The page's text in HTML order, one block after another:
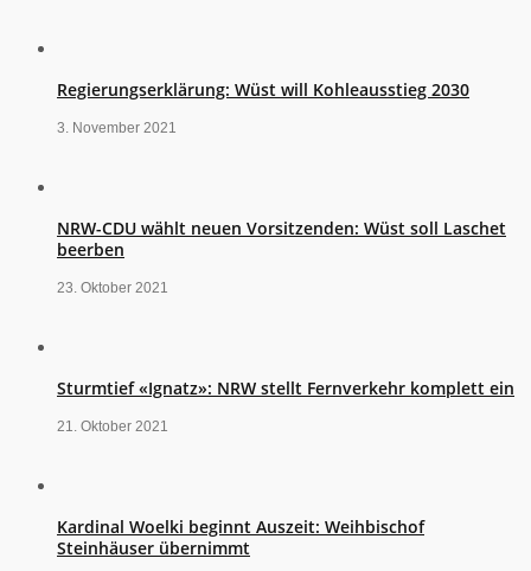
Regierungserklärung: Wüst will Kohleausstieg 2030
3. November 2021
NRW-CDU wählt neuen Vorsitzenden: Wüst soll Laschet
beerben
23. Oktober 2021
Sturmtief «Ignatz»: NRW stellt Fernverkehr komplett ein
21. Oktober 2021
Kardinal Woelki beginnt Auszeit: Weihbischof
Steinhäuser übernimmt